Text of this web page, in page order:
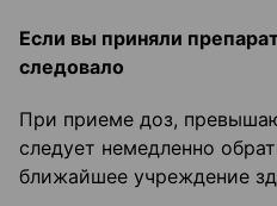
Если вы приняли
следовало
При приеме доз,
следует немедленно
ближайшее учреждение